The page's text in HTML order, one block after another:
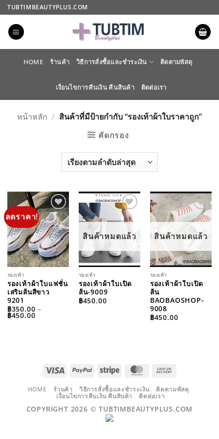
ข้าม
ไป
เนื้อหา
TUBTIMBEAUTYPLUS.COM
HOME ร้านค้า วิธีการสั่งซื้อและชำระเงิน ติดตามพัสดุ
เงื่อนไขการคืนเงิน คืนสินค้า ติดต่อเรา
หน้าหลัก / สินค้าที่มีป้ายกำกับ “รองเท้าผ้าใบราคาถูก”
คัดกรอง
ลดราคา!ADD TO
WISHLIST
รองเท้า
รองเท้าผ้าใบแฟชั่น
เสริมส้นสีขาว
9201
฿350.00 –
฿450.00PRICE
ADD TO
WISHLIST
สินค้าหมดแล้ว
รองเท้า
รองเท้าผ้าใบเปิด
ส้น-9009
฿450.00
ADD TO
WISHLIST
สินค้าหมดแล้ว
รองเท้า
รองเท้าผ้าใบเปิด
ส้น
BAOBAOSHOP-
9008
฿450.00
VISA PAYPALSTRIPE MASTERCARD
DELIVERY
HOME ร้านค้า วิธีการสั่งซื้อและชำระเงิน
ติดตามพัสดุ
เงื่อนไขการคืนเงิน คืนสินค้า
ติดต่อเรา
COPYRIGHT 2026 ©TUBTIMBEAUTYPLUS.COM